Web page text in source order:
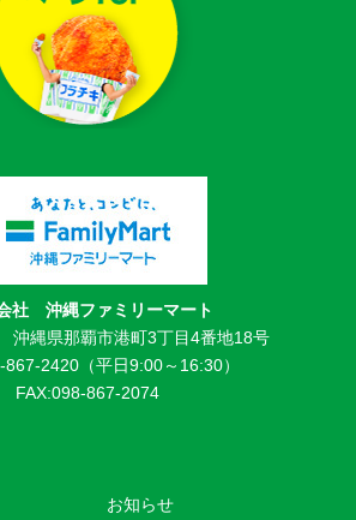
社 沖縄ファミリーマート
縄県那覇市港町3丁目4番地18号
2420（平日9:00～16:30）
FAX:098-867-2074
お知らせ